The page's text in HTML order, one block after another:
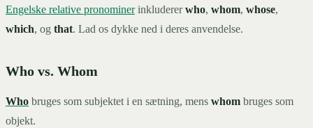
Engelske relative pronominerinkludererwho, whom, whose,
which, og that. Lad os dykke ned i deres anvendelse.
Who vs. Whom
Who bruges som subjektet i en sætning, mens whom bruges som
objekt.